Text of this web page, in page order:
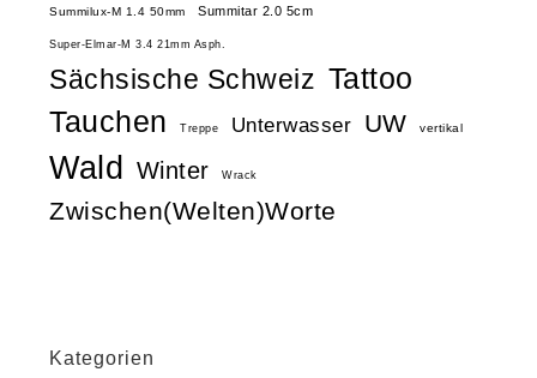
Summilux-M 1.4 50mm Summitar 2.0 5cm
Super-Elmar-M 3.4 21mm Asph.
Sächsische Schweiz Tattoo
Tauchen
Treppe Unterwasser UW vertikal
Wald Winter Wrack
Zwischen(Welten)Worte
Kategorien